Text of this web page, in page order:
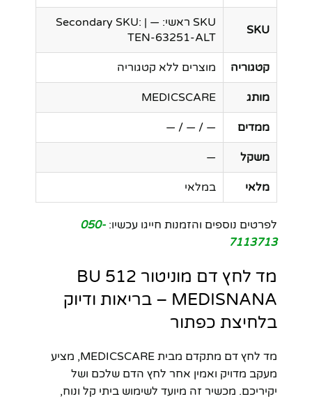
SKU
SKU ראשי: — | Secondary SKU:
TEN-63251-ALT
קטגוריה מוצרים ללא קטגוריה
מותג MEDICSCARE
ממדים — / — / —
משקל —
מלאי במלאי
לפרטים נוספים והזמנות חייגו עכשיו: 050-
7113713
מד לחץ דם מוניטור BU 512
MEDISNANA – בריאות ודיוק
בלחיצת כפתור
מד לחץ דם מתקדם מבית MEDICSCARE, מציע
מעקב מדויק ואמין אחר לחץ הדם שלכם ושל
יקיריכם. מכשיר זה מיועד לשימוש ביתי קל ונוח,